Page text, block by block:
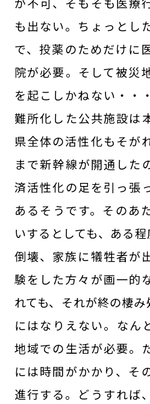
も出ない。ちょっとし
で、投薬のためだけに
院が必要。そして被災
を起こしかねない・・
難所化した公共施設は
県全体の活性化もそが
まで新幹線が開通した
済活性化の足を引っ張
あるそうです。そのあ
いするとしても、ある
倒壊、家族に犠牲者が
験をした方々が画一的
れても、それが終の棲み
にはなりえない。なん
地域での生活が必要。
には時間がかかり、そ
進行する。どうすれば